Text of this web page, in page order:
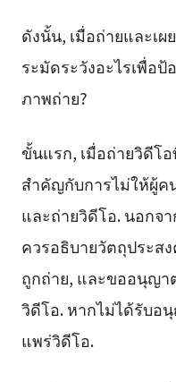
ดังนั้น, เมื่อถ่ายและเ
ระมัดระวังอะไรเพื่อ
ภาพถ่าย?
ขั้นแรก, เมื่อถ่ายวิดีโ
สำคัญกับการไม่ให้ผู้ค
และถ่ายวิดีโอ. นอกจ
ควรอธิบายวัตถุประส
ถูกถ่าย, และขออนุญา
วิดีโอ. หากไม่ได้รับอ
แพร่วิดีโอ.